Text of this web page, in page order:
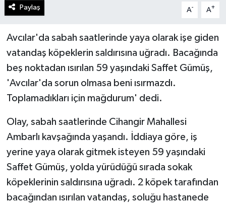
Paylaş A- A+
Avcılar'da sabah saatlerinde yaya olarak işe giden
vatandaş köpeklerin saldırısına uğradı. Bacağında
beş noktadan ısırılan 59 yaşındaki Saffet Gümüş,
'Avcılar'da sorun olmasa beni ısırmazdı.
Toplamadıkları için mağdurum' dedi.
Olay, sabah saatlerinde Cihangir Mahallesi
Ambarlı kavşağında yaşandı. İddiaya göre, iş
yerine yaya olarak gitmek isteyen 59 yaşındaki
Saffet Gümüş, yolda yürüdüğü sırada sokak
köpeklerinin saldırısına uğradı. 2 köpek tarafından
bacağından ısırılan vatandaş, soluğu hastanede